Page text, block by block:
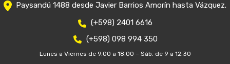
Paysandú 1488 desde Javier Barrios Amorín hasta Vázquez.
(+598) 2401 6616
(+598) 098 994 350
Lunes a Viernes de 9.00 a 18.00 – Sáb. de 9 a 12.30